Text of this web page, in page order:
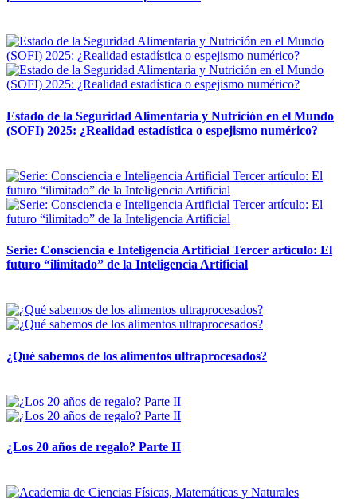
Estado de la Seguridad Alimentaria y Nutrición en el Mundo
(SOFI) 2025: ¿Realidad estadística o espejismo numérico?
Serie: Consciencia e Inteligencia Artificial Tercer artículo: El
futuro “ilimitado” de la Inteligencia Artificial
¿Qué sabemos de los alimentos ultraprocesados?
¿Los 20 años de regalo? Parte II